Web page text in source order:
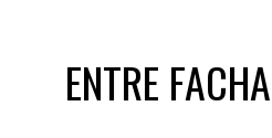
ENTRE